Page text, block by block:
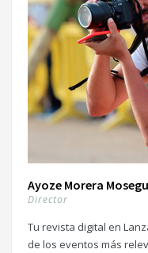
Ayoze Morera
Director
Tu revista digital en
de los eventos más